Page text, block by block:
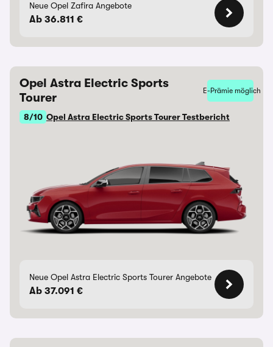
Neue Opel Zafira Angebote
Ab 36.811 €
Opel Astra Electric Sports
Tourer
E-Prämie möglich
8/10 Opel Astra Electric Sports Tourer Testbericht
Neue Opel Astra Electric Sports Tourer Angebote
Ab 37.091 €